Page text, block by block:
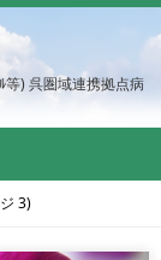
等) 呉圏域連携拠点病
3)